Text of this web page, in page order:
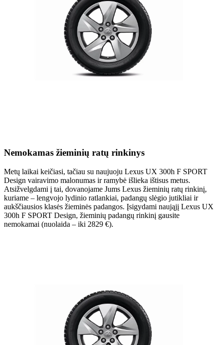
Nemokamas žieminių ratų rinkinys
Metų laikai keičiasi, tačiau su naujuoju Lexus UX 300h F SPORT
Design vairavimo malonumas ir ramybė išlieka ištisus metus.
Atsižvelgdami į tai, dovanojame Jums Lexus žieminių ratų rinkinį,
kuriame – lengvojo lydinio ratlankiai, padangų slėgio jutikliai ir
aukščiausios klasės žieminės padangos. Įsigydami naująjį Lexus UX
300h F SPORT Design, žieminių padangų rinkinį gausite
nemokamai (nuolaida – iki 2829 €).